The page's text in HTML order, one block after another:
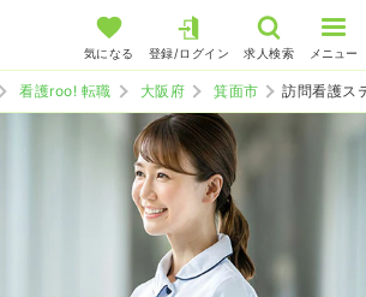
気になる 登録/ログイン 求人検索 メニュー
看護roo! 転職 大阪府 箕面市 訪問看護ス